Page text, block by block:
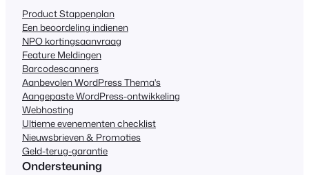
Product Stappenplan
Een beoordeling indienen
NPO kortingsaanvraag
Feature Meldingen
Barcodescanners
Aanbevolen WordPress Thema's
Aangepaste WordPress-ontwikkeling
Webhosting
Ultieme evenementen checklist
Nieuwsbrieven & Promoties
Geld-terug-garantie
Ondersteuning